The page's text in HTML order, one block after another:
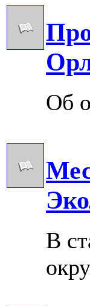
Об
В